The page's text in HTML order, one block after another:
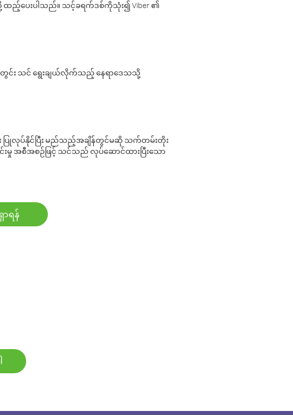
ည့်ပေးပါသည်။ သင့်ခရက်ဒစ်ကိုသုံး၍ Viber ၏
တွင်း သင် ရွေးချယ်လိုက်သည့် နေရာဒေသသို့
ား ပြုလုပ်နိုင်ပြီး မည်သည့်အချိန်တွင်မဆို သက်တမ်းတိုး
မှု အစီအစဉ်ဖြင့် သင်သည် လုပ်ဆောင်ထားပြီးသော
ာရန်